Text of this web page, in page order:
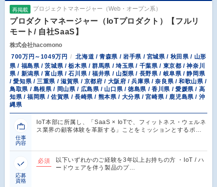
再掲載 プロジェクトマネージャー（Web・オープン系）
プロダクトマネージャー（IoTプロダクト）【フルリ
モート/ 自社SaaS】
株式会社hacomono
700万円～1049万円
北海道 / 青森県 / 岩手県 / 宮城県 / 秋田県 / 山形
県 / 福島県 / 茨城県 / 栃木県 / 群馬県 / 埼玉県 / 千葉県 / 東京都 / 神奈川
県 / 新潟県 / 富山県 / 石川県 / 福井県 / 山梨県 / 長野県 / 岐阜県 / 静岡県
/ 愛知県 / 三重県 / 滋賀県 / 京都府 / 大阪府 / 兵庫県 / 奈良県 / 和歌山県 /
鳥取県 / 島根県 / 岡山県 / 広島県 / 山口県 / 徳島県 / 香川県 / 愛媛県 / 高
知県 / 福岡県 / 佐賀県 / 長崎県 / 熊本県 / 大分県 / 宮崎県 / 鹿児島県 / 沖
縄県
仕事
内容
IoT本部に所属し、「SaaS × IoTで、フィットネス・ウェルネ
ス業界の顧客体験を革新する」ことをミッションとするポ…
応募
資格
必須
以下いずれかのご経験を3年以上お持ちの方 ・IoT / ハ
ードウェアを伴う製品のプ…